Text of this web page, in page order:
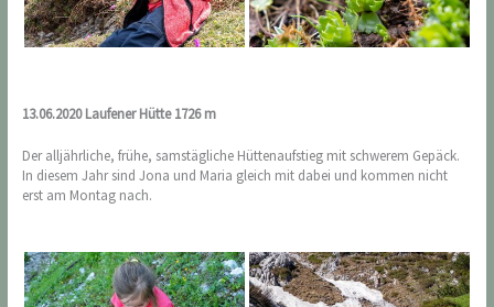
13.06.2020 Laufener Hütte 1726 m
Der alljährliche, frühe, samstägliche Hüttenaufstieg mit schwerem Gepäck.
In diesem Jahr sind Jona und Maria gleich mit dabei und kommen nicht
erst am Montag nach.